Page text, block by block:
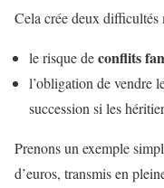
Cela crée deux difficultés
le risque deconflits
l’obligation de vendre
succession si les
Prenons un exemple
d’euros, transmis en